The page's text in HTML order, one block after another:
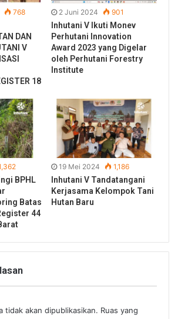
768
DAN
V
18
2 Juni 2024 901
Inhutani V Ikuti Monev
Perhutani Innovation
Award 2023 yang Digelar
oleh Perhutani Forestry
Institute
BPHL
Batas
44
19 Mei 2024 1,186
Inhutani V Tandatangani
Kerjasama Kelompok Tani
Hutan Baru
tidak akan dipublikasikan. Ruas yang